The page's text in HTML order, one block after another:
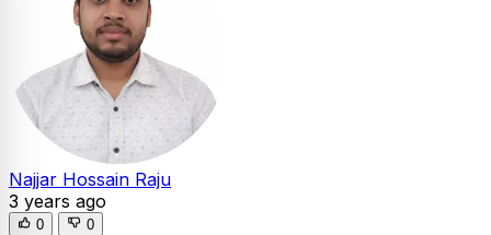
Najjar Hossain Raju
3 years ago
0 0